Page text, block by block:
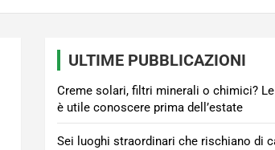
ULTIME PUBBLICAZIONI
Creme solari, filtri minerali o chimici?
è utile conoscere prima dell’estate
Sei luoghi straordinari che rischiano di